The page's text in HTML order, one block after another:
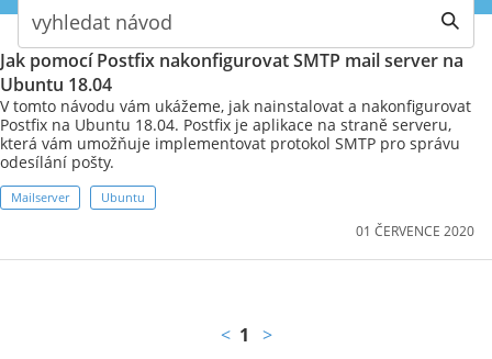
Jak pomocí Postfix nakonfigurovat SMTP mail server na
Ubuntu 18.04
V tomto návodu vám ukážeme, jak nainstalovat a nakonfigurovat
Postfix na Ubuntu 18.04. Postfix je aplikace na straně serveru,
která vám umožňuje implementovat protokol SMTP pro správu
odesílání pošty.
Mailserver Ubuntu
01 ČERVENCE 2020
< 1 >